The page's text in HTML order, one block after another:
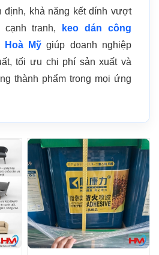
khả năng kết dính vượt
tranh,
keo dán công
Hoà Mỹ giúp doanh nghiệp
tối ưu chi phí sản xuất và
thành phẩm trong mọi ứng